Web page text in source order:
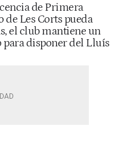
de Primera
de Les Corts pueda
el club mantiene un
disponer del Lluís